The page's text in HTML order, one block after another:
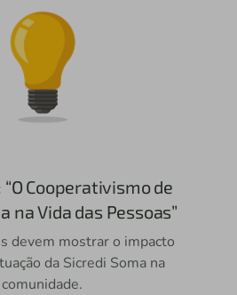
Cooperativismo de
na Vida das Pessoas”
devem mostrar o impacto
da Sicredi Soma na
comunidade.